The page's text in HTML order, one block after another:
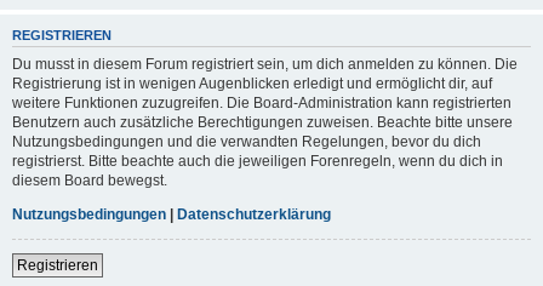
REGISTRIEREN
Du musst in diesem Forum registriert sein, um dich anmelden zu können. Die
Registrierung ist in wenigen Augenblicken erledigt und ermöglicht dir, auf
weitere Funktionen zuzugreifen. Die Board-Administration kann registrierten
Benutzern auch zusätzliche Berechtigungen zuweisen. Beachte bitte unsere
Nutzungsbedingungen und die verwandten Regelungen, bevor du dich
registrierst. Bitte beachte auch die jeweiligen Forenregeln, wenn du dich in
diesem Board bewegst.
Nutzungsbedingungen | Datenschutzerklärung
Registrieren